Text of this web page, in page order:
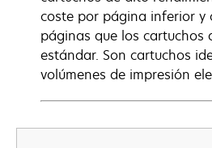
coste por página inferior y
páginas que los cartuchos
estándar. Son cartuchos
volúmenes de impresión